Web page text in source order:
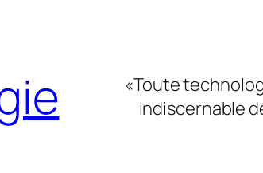
«Toute
indiscernable